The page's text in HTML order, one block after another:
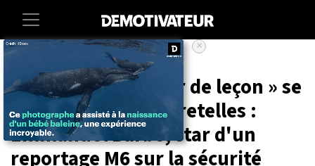
Quand le « donneur de leçon » se
fait remonter les bretelles :
Emmanuel Barbe, star d'un
reportage M6 sur la sécurité
×